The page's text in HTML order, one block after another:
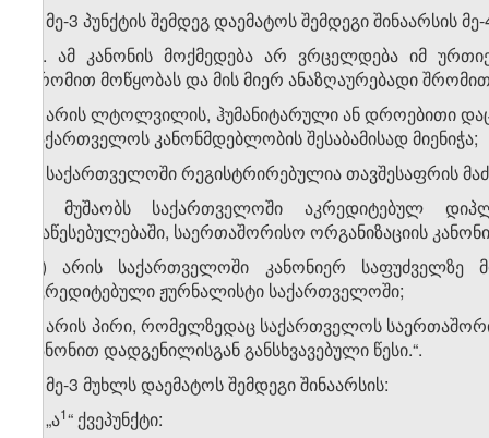
ბ) მე-3 პუნქტის შემდეგ დაემატოს შემდეგი შინაარსის
„4. ამ კანონის მოქმედება არ ვრცელდება იმ
შრომით მოწყობას და მის მიერ ანაზღაურებადი
ა) არის ლტოლვილის, ჰუმანიტარული ან დროებითი
საქართველოს კანონმდებლობის შესაბამისად მიენიჭა;
ბ) საქართველოში რეგისტრირებულია თავშესაფრის
გ) მუშაობს საქართველოში აკრედიტებულ
დაწესებულებაში, საერთაშორისო ორგანიზაციის
დ) არის საქართველოში კანონიერ საფუძველზე
აკრედიტებული ჟურნალისტი საქართველოში;
ე) არის პირი, რომელზედაც საქართველოს
კანონით დადგენილისგან განსხვავებული წესი.“.
2. მე-3 მუხლს დაემატოს შემდეგი შინაარსის:
ა) „ა​1“ ქვეპუნქტი: